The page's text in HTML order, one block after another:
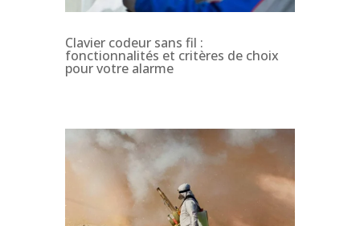
Clavier codeur sans fil :
fonctionnalités et critères de choix
pour votre alarme